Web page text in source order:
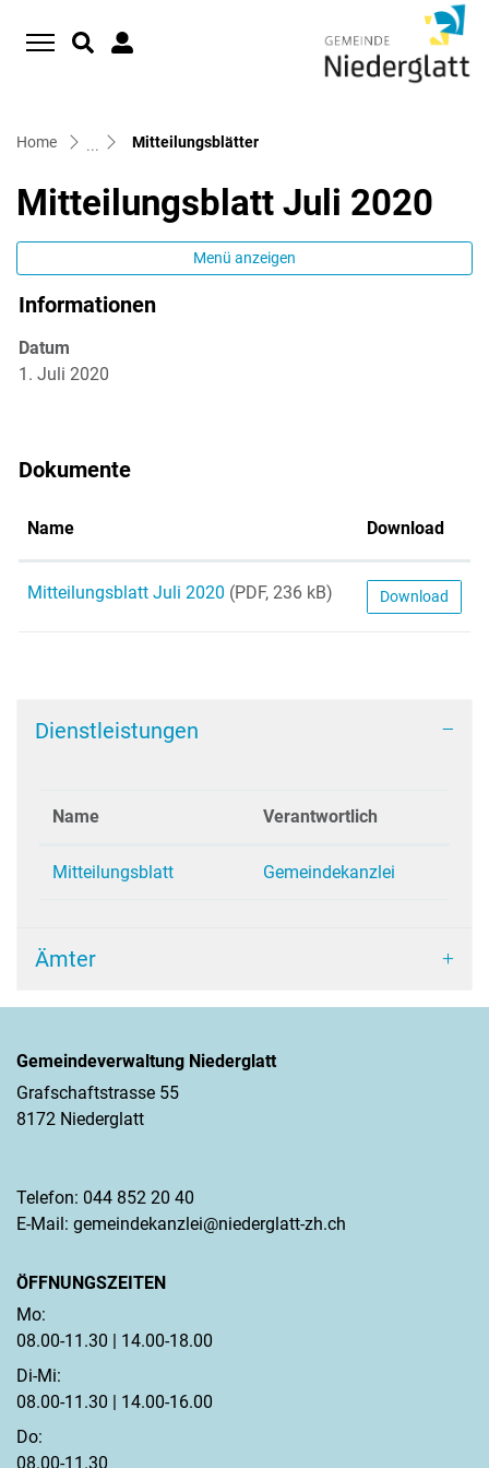
Home Mitteilungsblätter(ausgewählt)
Mitteilungsblatt Juli 2020
Menü anzeigen
Informationen
Datum
1. Juli 2020
Dokumente
Name Download
Mitteilungsblatt Juli 2020 (PDF, 236 kB) Download
Dienstleistungen
Name Verantwortlich
Mitteilungsblatt Gemeindekanzlei
Ämter
Gemeindeverwaltung Niederglatt
Grafschaftstrasse 55
8172 Niederglatt
Telefon: 044 852 20 40
E-Mail: gemeindekanzlei@niederglatt-zh.ch
ÖFFNUNGSZEITEN
Mo:
08.00-11.30 | 14.00-18.00
Di-Mi:
08.00-11.30 | 14.00-16.00
Do:
08.00-11.30